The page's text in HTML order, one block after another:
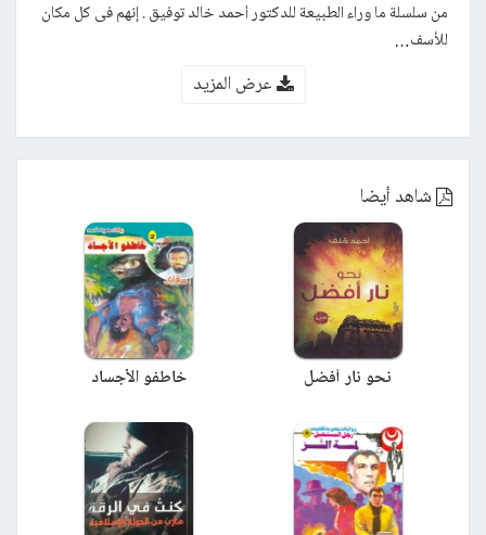
من سلسلة ما وراء الطبيعة للدكتور أحمد خالد توفيق . إنهم فى كل مكان
للأسف…
عرض المزيد
شاهد أيضا
نحو نار أفضل خاطفو الأجساد